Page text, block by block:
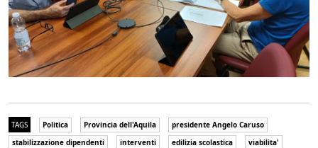
TAGS Politica Provincia dell'Aquila
presidente Angelo Caruso
stabilizzazione dipendenti
interventi edilizia scolastica viabilita'